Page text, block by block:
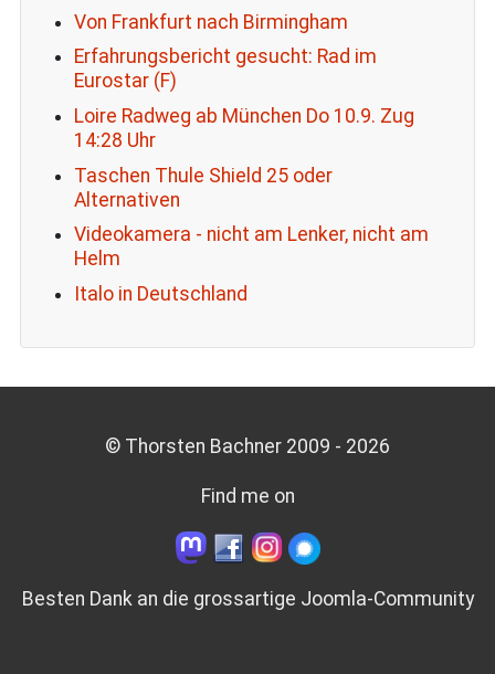
Von Frankfurt nach Birmingham
Erfahrungsbericht gesucht: Rad im
Eurostar (F)
Loire Radweg ab München Do 10.9. Zug
14:28 Uhr
Taschen Thule Shield 25 oder
Alternativen
Videokamera - nicht am Lenker, nicht am
Helm
Italo in Deutschland
© Thorsten Bachner 2009 - 2026
Find me on
Besten Dank an die grossartige Joomla-Community